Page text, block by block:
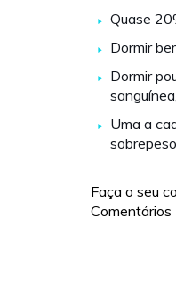
Quase
Dormir
Dormir
Uma a
sobrepeso
Faça o seu
Comentários